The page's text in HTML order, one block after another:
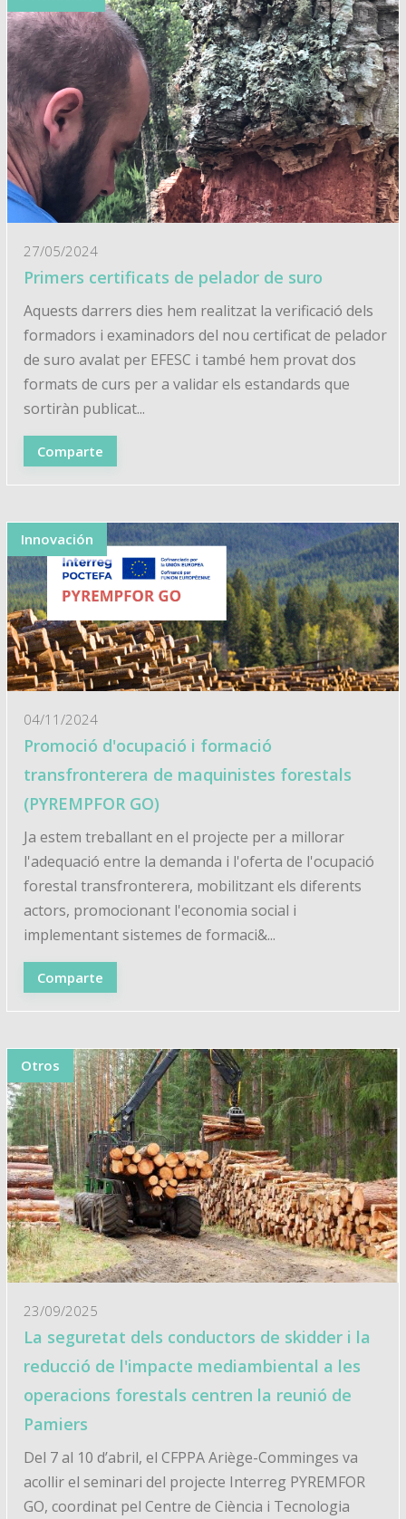
27/05/2024
Primers certificats de pelador de suro
Aquests darrers dies hem realitzat la verificació dels
formadors i examinadors del nou certificat de pelador
de suro avalat per EFESC i també hem provat dos
formats de curs per a validar els estandards que
sortiràn publicat...
Comparte
Innovación
04/11/2024
Promoció d'ocupació i formació
transfronterera de maquinistes forestals
(PYREMPFOR GO)
Ja estem treballant en el projecte per a millorar
l'adequació entre la demanda i l'oferta de l'ocupació
forestal transfronterera, mobilitzant els diferents
actors, promocionant l'economia social i
implementant sistemes de formaci&...
Comparte
Otros
23/09/2025
La seguretat dels conductors de skidder i la
reducció de l'impacte mediambiental a les
operacions forestals centren la reunió de
Pamiers
Del 7 al 10 d’abril, el CFPPA Ariège-Comminges va
acollir el seminari del projecte Interreg PYREMFOR
GO, coordinat pel Centre de Ciència i Tecnologia